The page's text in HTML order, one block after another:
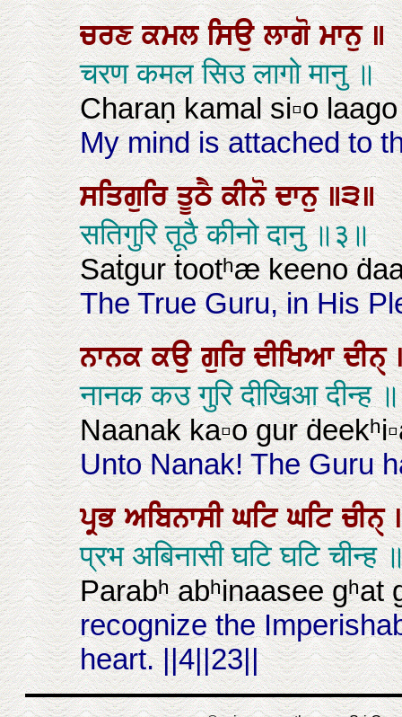
ਚਰਣਕਮਲਸਿਉਲਾਗੋਮਾਨੁ॥
चरण कमल सिउ लागो मानु ॥
Charaṇ kamal si▫o
My mind is attached to
ਸਤਿਗੁਰਿਤੂਠੈਕੀਨੋਦਾਨੁ॥੩॥
सतिगुरि तूठै कीनो दानु ॥३॥
Saṫgur ṫootʰæ keeno
The True Guru, in His
ਨਾਨਕਕਉਗੁਰਿਦੀਖਿਆਦੀਨੑ
नानक कउ गुरि दीखिआ दीन्ह ॥
Naanak ka▫o gur
Unto Nanak! The Guru
ਪ੍ਰਭਅਬਿਨਾਸੀਘਟਿਘਟਿਚੀਨੑ
प्रभ अबिनासी घटि घटि
Parabʰ abʰinaasee gʰat
recognize the
heart. ||4||23||